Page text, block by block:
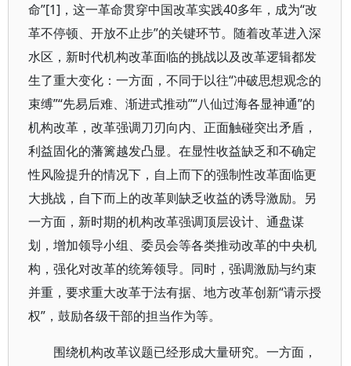
命”[1]，这一革命贯穿中国改革实践40多年，成为“改
革不停顿、开放不止步”的关键环节。随着改革进入深
水区，新时代机构改革面临的挑战以及改革逻辑都发
生了重大变化：一方面，不同于以往“冲破思想观念的
束缚”“先易后难、渐进式推动”“八仙过海各显神通”的
机构改革，改革强调刀刃向内、正面触碰突出矛盾，
利益固化的藩篱越发凸显。在显性收益缺乏和不确定
性风险提升的情况下，自上而下的强制性改革面临更
大挑战，自下而上的改革则缺乏收益的诱导激励。另
一方面，新时期的机构改革强调顶层设计、通盘谋
划，增加领导小组、委员会等各类推动改革的中央机
构，强化对改革的统筹领导。同时，强调激励与约束
并重，要求重大改革于法有据、地方改革创新“请示授
权”，鼓励各级干部的担当作为等。
围绕机构改革议题已经形成大量研究。一方面，